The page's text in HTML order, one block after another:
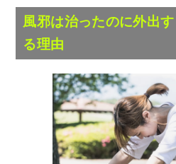
風邪は治ったのに外出
る理由